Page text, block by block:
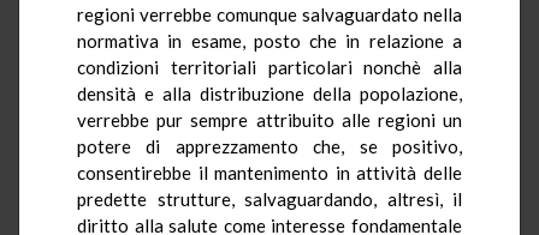
regioni verrebbe comunque salvaguardato nella
normativa in esame, posto che in relazione a
condizioni territoriali particolari nonchè alla
densità e alla distribuzione della popolazione,
verrebbe pur sempre attribuito alle regioni un
potere di apprezzamento che, se positivo,
consentirebbe il mantenimento in attività delle
predette strutture, salvaguardando, altresì, il
diritto alla salute come interesse fondamentale